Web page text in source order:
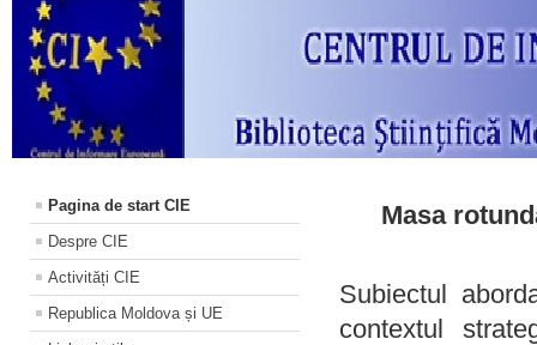
Pagina de start CIE
Despre CIE
Activități CIE
Republica Moldova și UE
Masa
Subiectul
contextul